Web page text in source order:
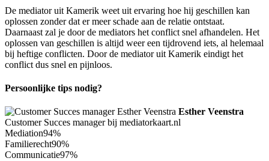
De mediator uit Kamerik weet uit ervaring hoe hij geschillen kan
oplossen zonder dat er meer schade aan de relatie ontstaat.
Daarnaast zal je door de mediators het conflict snel afhandelen. Het
oplossen van geschillen is altijd weer een tijdrovend iets, al helemaal
bij heftige conflicten. Door de mediator uit Kamerik eindigt het
conflict dus snel en pijnloos.
Persoonlijke tips nodig?
Esther Veenstra
Customer Succes manager bij mediatorkaart.nl
Mediation94%
Familierecht90%
Communicatie97%